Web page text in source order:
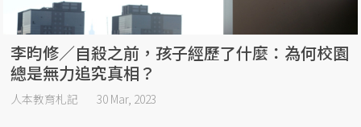
李昀修／自殺之前，孩子經歷了什麼：為何校園
總是無力追究真相？
人本教育札記 30 Mar, 2023